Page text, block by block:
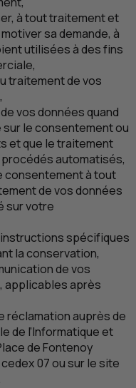
à tout traitement et
sa demande, à
utilisées à des fins
traitement de vos
vos données quand
le consentement ou
et que le traitement
automatisés,
consentement à tout
de vos données
sur votre
spécifiques
la conservation,
de vos
applicables après
réclamation auprès de
de l’Informatique et
de Fontenoy
07 ou sur le site